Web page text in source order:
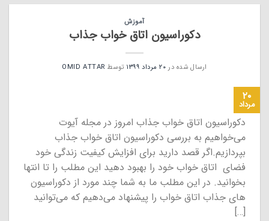
آموزش
دکوراسیون اتاق خواب جذاب
ارسال شده در ۲۰ مرداد ۱۳۹۹ توسط OMID ATTAR
۲۰
مرداد
دکوراسیون اتاق خواب جذاب امروز در مجله آیوت
می‌خواهیم به بررسی دکوراسیون اتاق خواب جذاب
بپردازیم.اگر قصد دارید برای افزایش کیفیت زندگی خود
فضای اتاق خواب خود را بهبود دهید این مطلب را تا انتها
بخوانید. در این مطلب ما به شما چند مورد از دکوراسیون
های جذاب اتاق خواب را پیشنهاد می‌دهیم که می‌توانید
[…]